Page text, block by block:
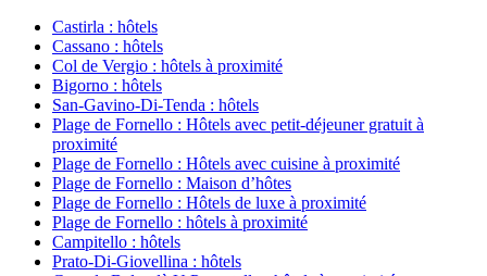
Castirla : hôtels
Cassano : hôtels
Col de Vergio : hôtels à proximité
Bigorno : hôtels
San-Gavino-Di-Tenda : hôtels
Plage de Fornello : Hôtels avec petit-déjeuner gratuit à
proximité
Plage de Fornello : Hôtels avec cuisine à proximité
Plage de Fornello : Maison d’hôtes
Plage de Fornello : Hôtels de luxe à proximité
Plage de Fornello : hôtels à proximité
Campitello : hôtels
Prato-Di-Giovellina : hôtels